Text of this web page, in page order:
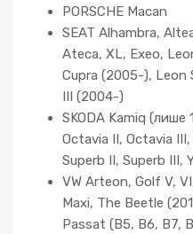
PORSCHE Macan
SEAT Alhambra,
Ateca, XL, Exeo,
Cupra (2005-), Leon
III (2004-)
SKODA Kamiq (лише
Octavia II, Octavia
Superb II, Superb III,
VW Arteon, Golf V,
Maxi, The Beetle
Passat (B5, B6, B7,